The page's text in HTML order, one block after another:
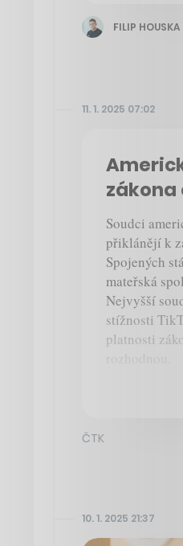
FILIP HOUSKA
11. 1. 2025 07:02
zákona
Soudci
přiklánějí k
Spojených
mateřská
Nejvyšší
stížnosti
platnosti
ČTK
10. 1. 2025 21:37